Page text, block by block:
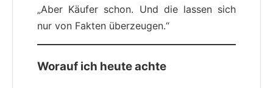
„Aber Käufer schon. Und die lassen sich
nur von Fakten überzeugen.“
Worauf ich heute achte